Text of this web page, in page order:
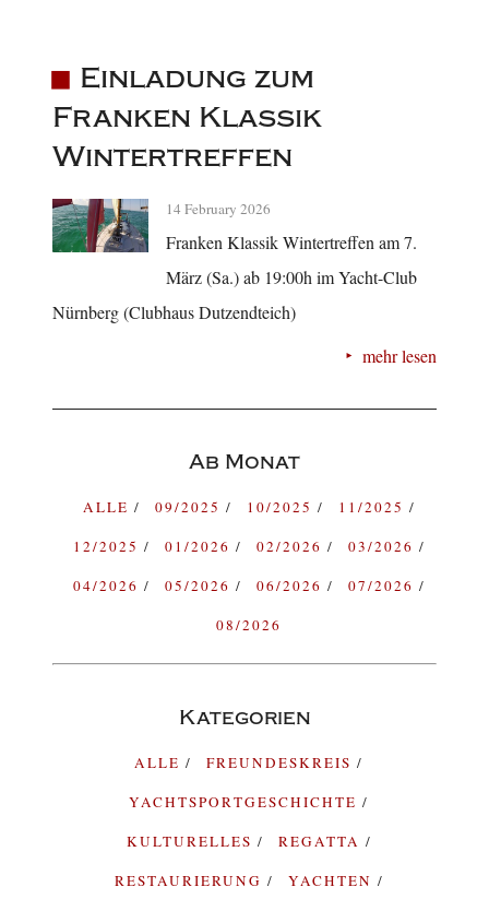
Einladung zum
Franken Klassik
Wintertreffen
14 February 2026
Franken Klassik Wintertreffen am 7.
März (Sa.) ab 19:00h im Yacht-Club
Nürnberg (Clubhaus Dutzendteich)
mehr lesen
Ab Monat
ALLE 09/2025 10/2025
11/2025
12/2025
01/2026 02/2026
03/2026
04/2026
05/2026 06/2026
07/2026
08/2026
Kategorien
ALLE
FREUNDESKREIS
YACHTSPORTGESCHICHTE
KULTURELLES
REGATTA
RESTAURIERUNG
YACHTEN